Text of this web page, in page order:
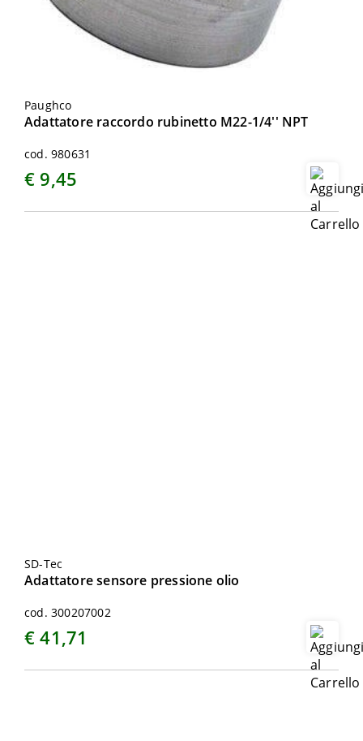
Paughco
Adattatore raccordo rubinetto M22-1/4'' NPT
cod. 980631
€ 9,45
SD-Tec
Adattatore sensore pressione olio
cod. 300207002
€ 41,71